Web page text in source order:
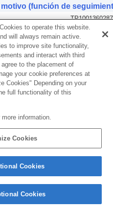
(función de
TP1001360287
de su cámara es anterior a la
en la URL siguiente.
es/index.html
to operate this website.
will always remain active.
to improve site functionality,
and interact with third
to the placement of
your cookie preferences at
Cookies" Depending on your
full functionality of this
more information.
Cookies
Cookies
Cookies